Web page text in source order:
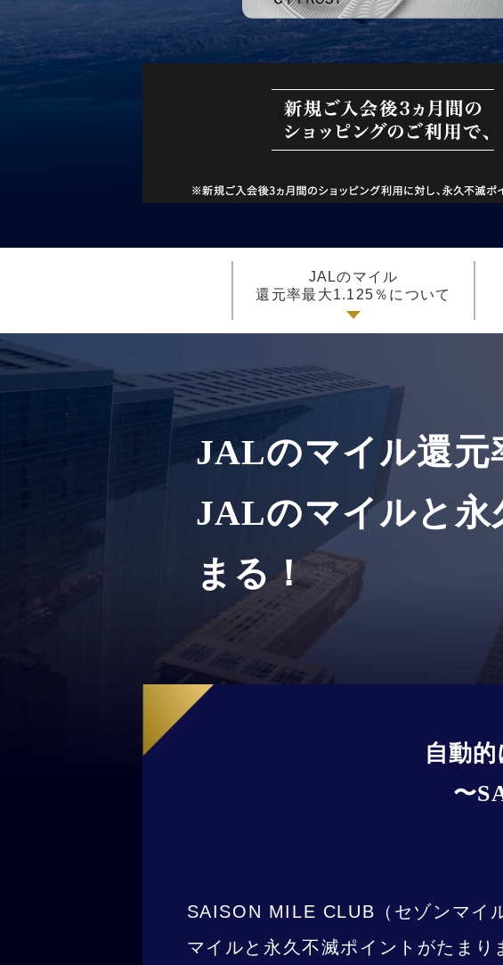
JALのマイル
還元率最大1.125％について
JALのマイル還元
JALのマイルと永
まる！
自動
〜
SAISON MILE CLUB（セゾンマイ
マイルと永久不滅ポイントがたまり